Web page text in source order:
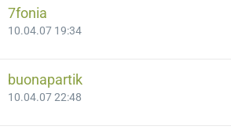
7fonia
10.04.07 19:34
buonapartik
10.04.07 22:48